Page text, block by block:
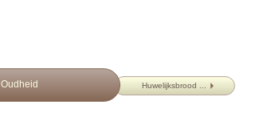
Huwelijksbrood ...
Oudheid